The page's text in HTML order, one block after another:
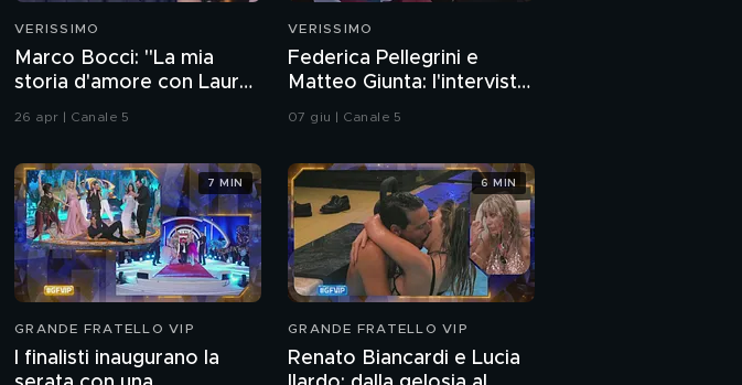
VERISSIMO
Marco Bocci: "La mia
storia d'amore con Laura
Chiatti"
26 apr | Canale 5
VERISSIMO
Federica Pellegrini e
Matteo Giunta: l'intervista
integrale
07 giu | Canale 5
GRANDE FRATELLO VIP
I finalisti inaugurano la
7 MIN
GRANDE FRATELLO VIP
Renato Biancardi e Lucia
6 MIN